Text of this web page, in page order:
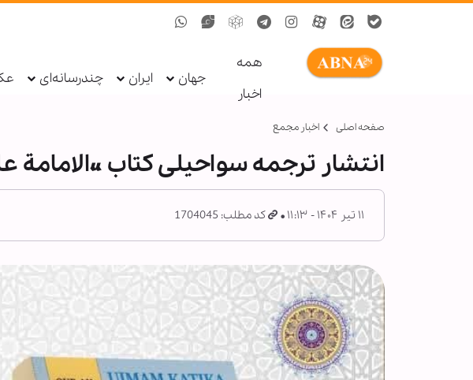
همه
اخبار
جهان ایران چندرسانه‌ای
صفحه اصلی اخبار مجمع
انتشار ترجمه سواحیلی کتاب «الامامة
۱۱ تیر ۱۴۰۴ - ۱۱:۱۳ کد مطلب: 1704045